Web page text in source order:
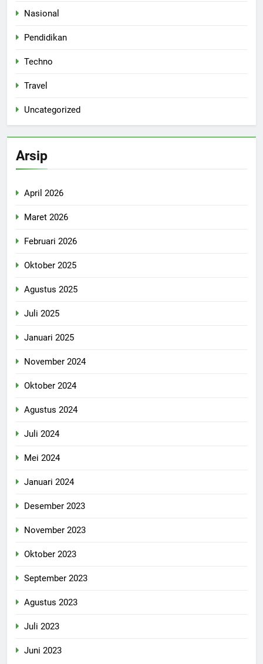
Nasional
Pendidikan
Techno
Travel
Uncategorized
Arsip
April 2026
Maret 2026
Februari 2026
Oktober 2025
Agustus 2025
Juli 2025
Januari 2025
November 2024
Oktober 2024
Agustus 2024
Juli 2024
Mei 2024
Januari 2024
Desember 2023
November 2023
Oktober 2023
September 2023
Agustus 2023
Juli 2023
Juni 2023